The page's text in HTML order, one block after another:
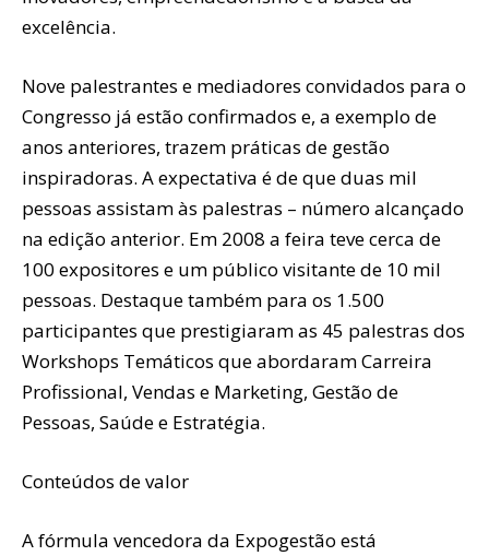
excelência.
Nove palestrantes e mediadores convidados para o
Congresso já estão confirmados e, a exemplo de
anos anteriores, trazem práticas de gestão
inspiradoras. A expectativa é de que duas mil
pessoas assistam às palestras – número alcançado
na edição anterior. Em 2008 a feira teve cerca de
100 expositores e um público visitante de 10 mil
pessoas. Destaque também para os 1.500
participantes que prestigiaram as 45 palestras dos
Workshops Temáticos que abordaram Carreira
Profissional, Vendas e Marketing, Gestão de
Pessoas, Saúde e Estratégia.
Conteúdos de valor
A fórmula vencedora da Expogestão está